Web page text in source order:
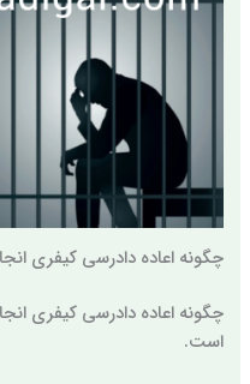
چگونه اعاده دادرسی کیفری
چگونه اعاده دادرسی کیفری
است.